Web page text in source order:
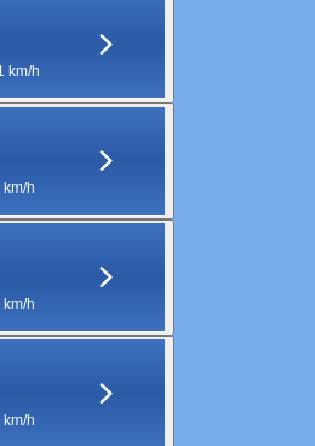
km/h
km/h
km/h
km/h